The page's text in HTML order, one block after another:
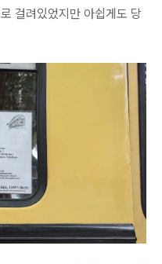
걸려있었지만 아쉽게도 당